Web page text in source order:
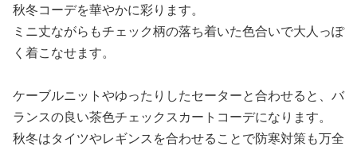
秋冬コーデを華やかに彩ります。
ミニ丈ながらもチェック柄の落ち着いた色合いで大人っぽ
く着こなせます。
ケーブルニットやゆったりしたセーターと合わせると、バ
ランスの良い茶色チェックスカートコーデになります。
秋冬はタイツやレギンスを合わせることで防寒対策も万全